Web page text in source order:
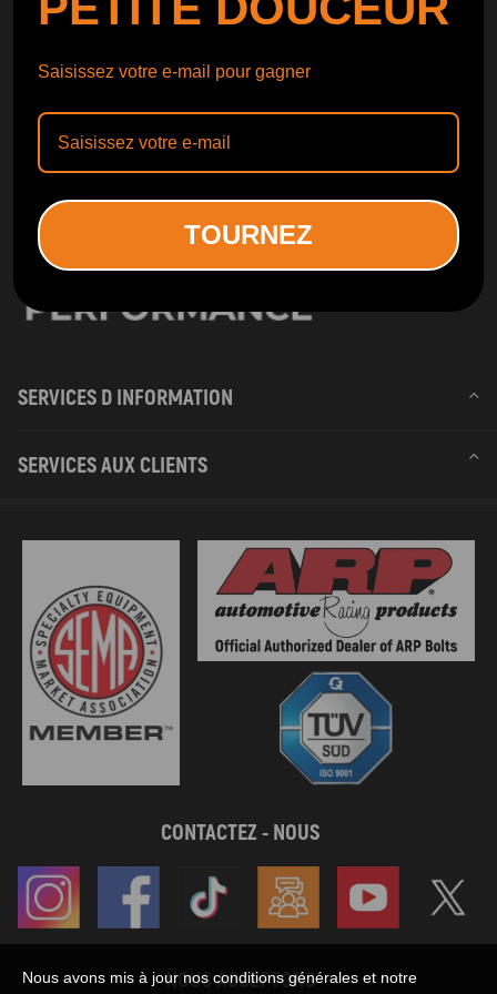
SERVICES D INFORMATION
SERVICES AUX CLIENTS
CONTACTEZ - NOUS
NOUS ACCEPTONS
Nous avons mis à jour nos conditions générales et notre
Saisissez votre e-mail pour gagner
TOURNEZ